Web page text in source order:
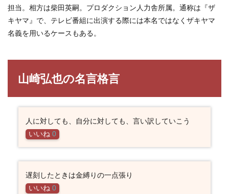
担当。相方は柴田英嗣。プロダクション人力舎所属。通称は『ザ
キヤマ』で、テレビ番組に出演する際には本名ではなくザキヤマ
名義を用いるケースもある。
山崎弘也の名言格言
人に対しても、自分に対しても、言い訳していこう
いいね 0
遅刻したときは金縛りの一点張り
いいね 0